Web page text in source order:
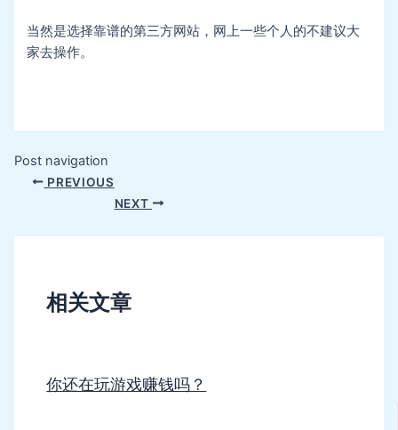
当然是选择靠谱的第三方网站，网上一些个人的不建议大
家去操作。
Post navigation
PREVIOUS
NEXT
相关文章
你还在玩游戏赚钱吗？